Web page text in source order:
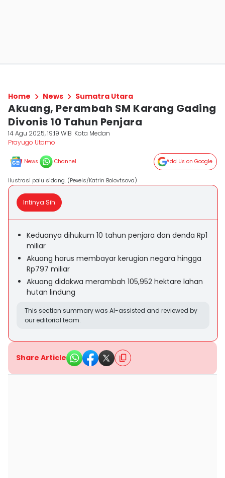
Home News Sumatra Utara
Akuang, Perambah SM Karang Gading
Divonis 10 Tahun Penjara
14 Agu 2025, 19:19 WIB Kota Medan
Prayugo Utomo
News Channel Add Us on Google
Ilustrasi palu sidang. (Pexels/Katrin Bolovtsova)
Intinya Sih
Keduanya dihukum 10 tahun penjara dan denda Rp1
miliar
Akuang harus membayar kerugian negara hingga
Rp797 miliar
Akuang didakwa merambah 105,952 hektare lahan
hutan lindung
This section summary was AI-assisted and reviewed by
our editorial team.
Share Article